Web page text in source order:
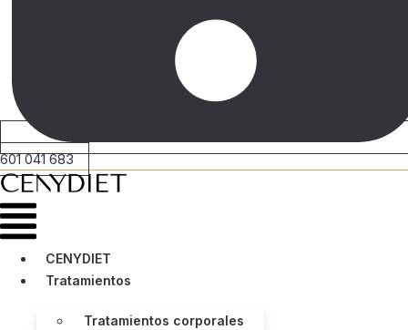
601 041 683
Menú
CENYDIET
Tratamientos
Tratamientos corporales